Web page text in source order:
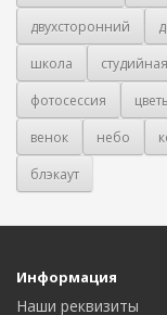
двухсторонний
школа
фотосессия
венок
небо
блэкаут
Информация
Наши реквизиты